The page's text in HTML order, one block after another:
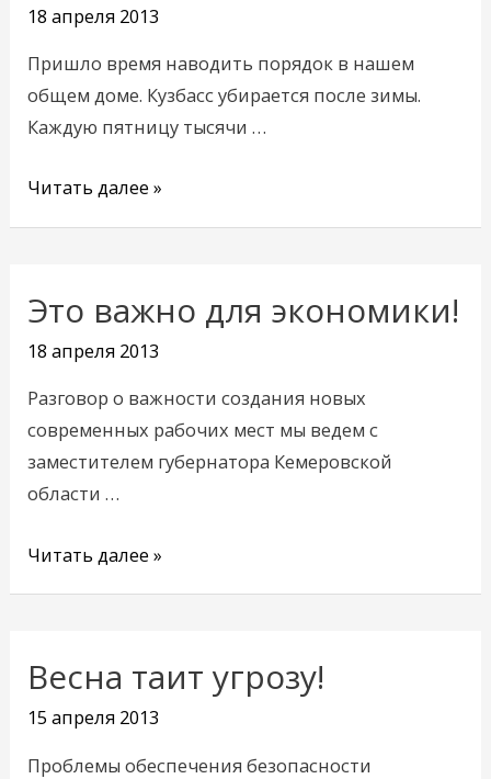
18 апреля 2013
Пришло время наводить порядок в нашем
общем доме. Кузбасс убирается после зимы.
Каждую пятницу тысячи …
уборку!
Читать далее »
Это важно для экономики!
18 апреля 2013
Разговор о важности создания новых
современных рабочих мест мы ведем с
заместителем губернатора Кемеровской
области …
Это
экономики!
Читать далее »
Весна таит угрозу!
15 апреля 2013
Проблемы обеспечения безопасности
Весна
угрозу!